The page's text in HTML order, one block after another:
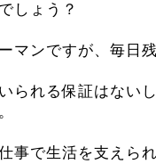
しょう？
マンですが、毎日
られる保証はない
事で生活を支えら